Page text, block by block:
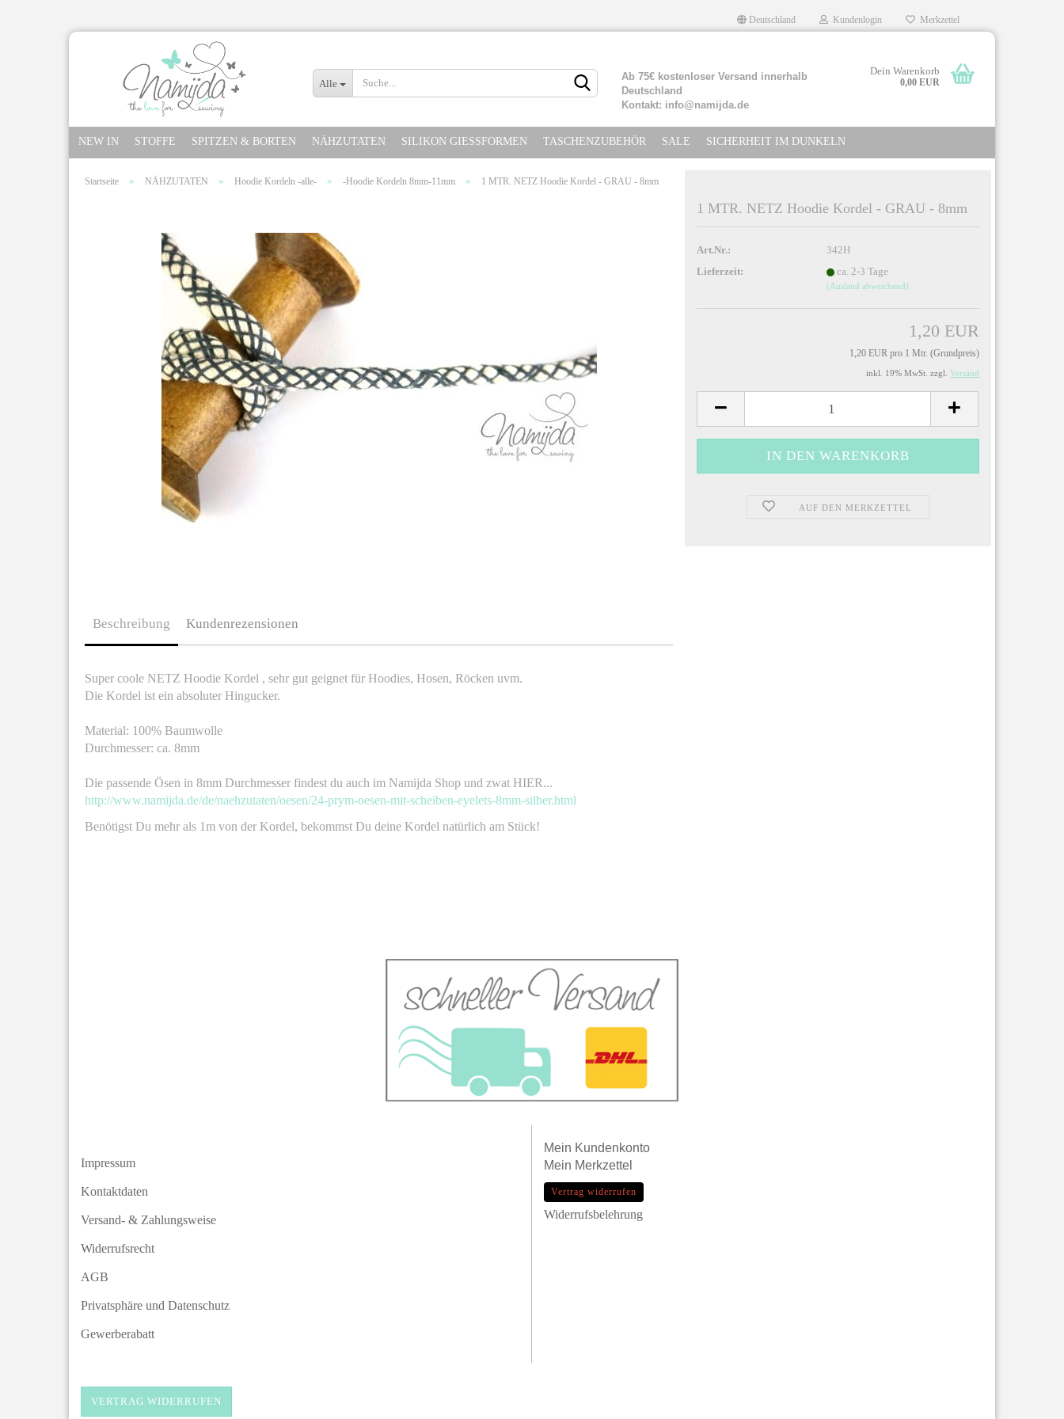
Deutschland Kundenlogin Merkzettel
Alle
Ab 75€ kostenloser Versand innerhalb
Deutschland
Kontakt: info@namijda.de
Dein Warenkorb
0,00 EUR
NEW IN STOFFE SPITZEN & BORTEN NÄHZUTATEN SILIKON GIESSFORMEN TASCHENZUBEHÖR SALE SICHERHEIT IM DUNKELN
Startseite » NÄHZUTATEN » Hoodie Kordeln -alle- » -Hoodie Kordeln 8mm-11mm » 1 MTR. NETZ Hoodie Kordel - GRAU - 8mm
1 MTR. NETZ Hoodie Kordel - GRAU - 8mm
Art.Nr.:
342H
Lieferzeit:
ca. 2-3 Tage
(Ausland abweichend)
1,20 EUR
1,20 EUR pro 1 Mtr. (Grundpreis)
inkl. 19% MwSt. zzgl. Versand
AUF DEN MERKZETTEL
Beschreibung Kundenrezensionen
Super coole NETZ Hoodie Kordel , sehr gut geignet für Hoodies, Hosen, Röcken uvm.
Die Kordel ist ein absoluter Hingucker.
Material: 100% Baumwolle
Durchmesser: ca. 8mm
Die passende Ösen in 8mm Durchmesser findest du auch im Namijda Shop und zwat HIER...
http://www.namijda.de/de/naehzutaten/oesen/24-prym-oesen-mit-scheiben-eyelets-8mm-silber.html
Benötigst Du mehr als 1m von der Kordel, bekommst Du deine Kordel natürlich am Stück!
Impressum
Kontaktdaten
Versand- & Zahlungsweise
Widerrufsrecht
AGB
Privatsphäre und Datenschutz
Gewerberabatt
Mein Kundenkonto
Mein Merkzettel
Vertrag widerrufen
Widerrufsbelehrung
VERTRAG WIDERRUFEN